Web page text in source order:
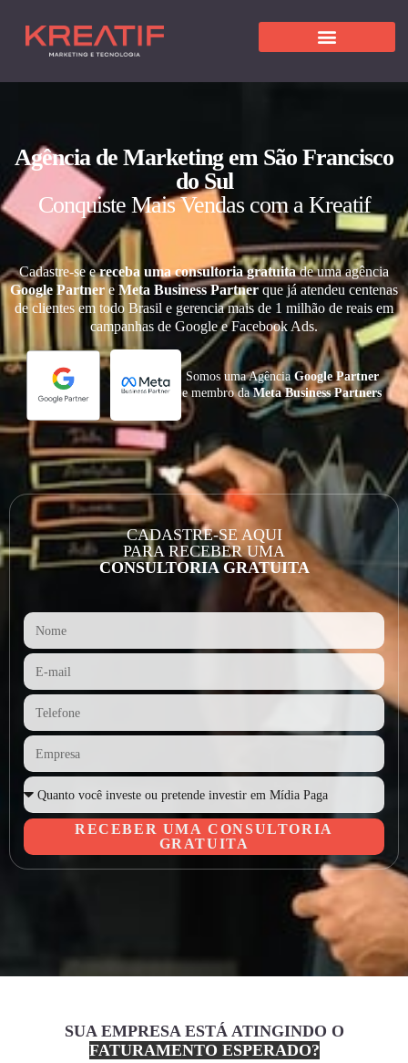
Agência de Marketing em São Francisco
do Sul
Conquiste Mais Vendas com a Kreatif
Cadastre-se ereceba uma consultoria gratuitade uma agência
Google Partner e Meta Business Partner que já atendeu centenas
de clientes em todo Brasil e gerencia mais de 1 milhão de reais em
campanhas de Google e Facebook Ads.
Somos uma AgênciaGoogle Partner
e membro daMeta Business Partners
CADASTRE-SE AQUI
PARA RECEBER UMA
CONSULTORIA GRATUITA
RECEBER UMA CONSULTORIA
GRATUITA
SUA EMPRESA ESTÁ ATINGINDO O
FATURAMENTO ESPERADO?